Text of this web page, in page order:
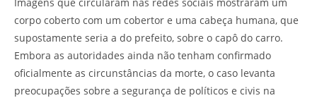
corpo coberto com um cobertor e uma cabeça humana, que
supostamente seria a do prefeito, sobre o capô do carro.
Embora as autoridades ainda não tenham confirmado
oficialmente as circunstâncias da morte, o caso levanta
preocupações sobre a segurança de políticos e civis na